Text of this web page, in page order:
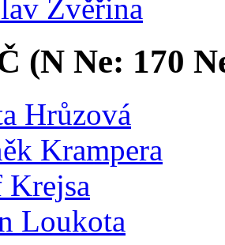
Zvěřina
(N Ne: 170
Hrůzová
Krampera
Krejsa
Loukota